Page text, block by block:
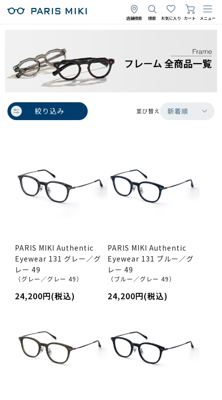
店舗検索 検索 お気に入り カート メニュー
絞り込み 並び替え 新着順
PARIS MIKI Authentic
Eyewear 131 グレー／グ
レー 49
（グレー／グレー 49）
24,200円(税込)
PARIS MIKI Authentic
Eyewear 131 ブルー／グ
レー 49
（ブルー／グレー 49）
24,200円(税込)